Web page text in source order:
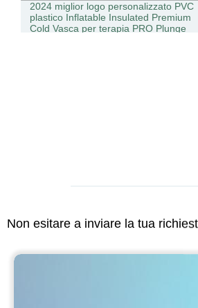
2024 miglior logo personalizzato PVC
plastico Inflatable Insulated Premium
Cold Vasca per terapia PRO Plunge
Non esitare a inviare la tua